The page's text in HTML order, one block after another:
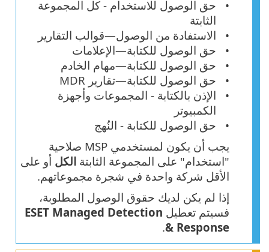
حق الوصول للاستخدام - كل المجموعة
الثابتة
الاستفادة من الوصول—قوالب التقارير
حق الوصول للكتابة—الإعلامات
حق الوصول للكتابة—مهام الخادم
حق الوصول للكتابة—تقارير MDR
الإذن بالكتابة - المجموعات وأجهزة
الكمبيوتر
حق الوصول للكتابة - النُهج
يجب أن يكون لمستخدمي MSP صلاحية
"استخدام" على المجموعة الثابتة الكل أو على
الأقل شركة واحدة في شجرة مجموعاتهم.
إذا لم يكن لديك حقوق الوصول المطلوبة،
فسيتم تعطيل ESET Managed Detection
& Response
.